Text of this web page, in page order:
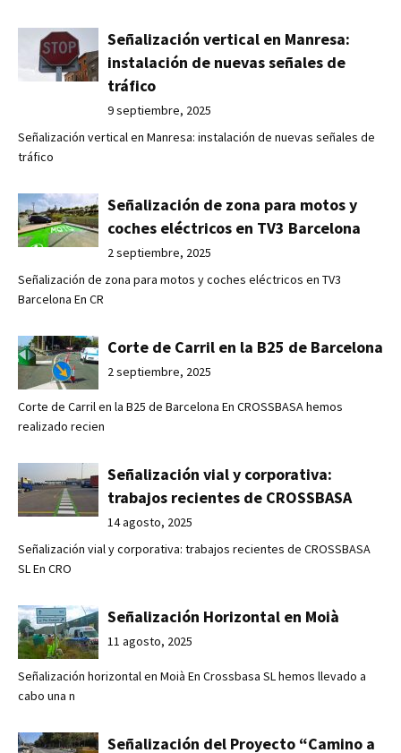
Señalización vertical en Manresa:
instalación de nuevas señales de
tráfico
9 septiembre, 2025
Señalización vertical en Manresa: instalación de nuevas señales de
tráfico
Señalización de zona para motos y
coches eléctricos en TV3 Barcelona
2 septiembre, 2025
Señalización de zona para motos y coches eléctricos en TV3
Barcelona En CR
Corte de Carril en la B25 de Barcelona
2 septiembre, 2025
Corte de Carril en la B25 de Barcelona En CROSSBASA hemos
realizado recien
Señalización vial y corporativa:
trabajos recientes de CROSSBASA
14 agosto, 2025
Señalización vial y corporativa: trabajos recientes de CROSSBASA
SL En CRO
Señalización Horizontal en Moià
11 agosto, 2025
Señalización horizontal en Moià En Crossbasa SL hemos llevado a
cabo una n
Señalización del Proyecto “Camino a